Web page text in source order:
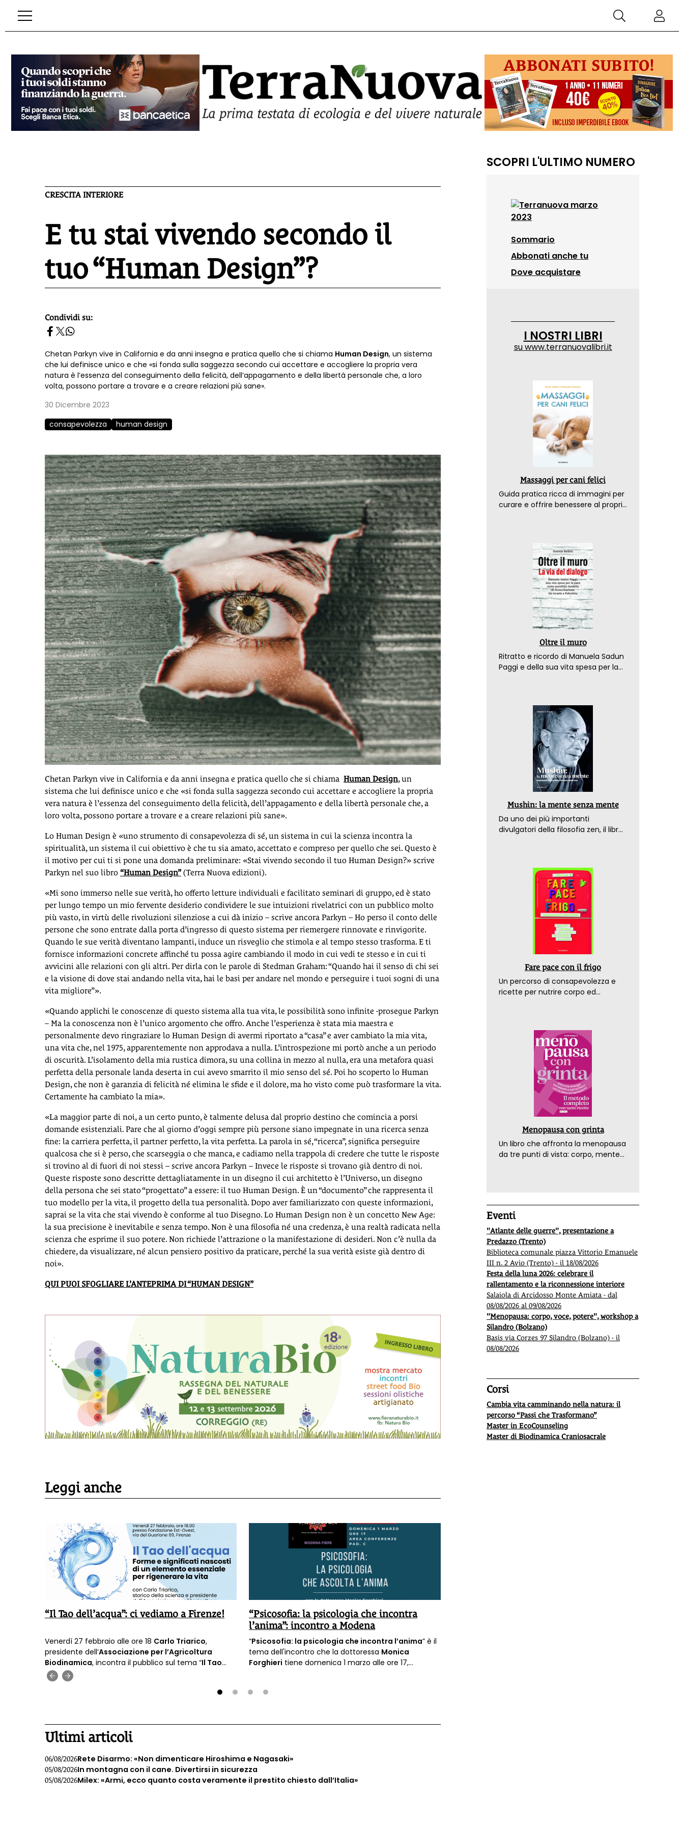
CRESCITA INTERIORE
E tu stai vivendo secondo il
tuo “Human Design”?
homepage h2
Condividi su:
Chetan Parkyn vive in California e da anni insegna e pratica quello che si chiama Human Design, un sistema
che lui definisce unico e che «si fonda sulla saggezza secondo cui accettare e accogliere la propria vera
natura è l’essenza del conseguimento della felicità, dell’appagamento e della libertà personale che, a loro
volta, possono portare a trovare e a creare relazioni più sane».
30 Dicembre 2023
consapevolezza
human design
Chetan Parkyn vive in California e da anni insegna e pratica quello che si chiama Human Design, un
sistema che lui definisce unico e che «si fonda sulla saggezza secondo cui accettare e accogliere la propria
vera natura è l’essenza del conseguimento della felicità, dell’appagamento e della libertà personale che, a
loro volta, possono portare a trovare e a creare relazioni più sane».
Lo Human Design è «uno strumento di consapevolezza di sé, un sistema in cui la scienza incontra la
spiritualità, un sistema il cui obiettivo è che tu sia amato, accettato e compreso per quello che sei. Questo è
il motivo per cui ti si pone una domanda preliminare: «Stai vivendo secondo il tuo Human Design?» scrive
Parkyn nel suo libro “Human Design”(Terra Nuova edizioni).
«Mi sono immerso nelle sue verità, ho offerto letture individuali e facilitato seminari di gruppo, ed è stato
per lungo tempo un mio fervente desiderio condividere le sue intuizioni rivelatrici con un pubblico molto
più vasto, in virtù delle rivoluzioni silenziose a cui dà inizio – scrive ancora Parkyn – Ho perso il conto delle
persone che sono entrate dalla porta d’ingresso di questo sistema per riemergere rinnovate e rinvigorite.
Quando le sue verità diventano lampanti, induce un risveglio che stimola e al tempo stesso trasforma. E ti
fornisce informazioni concrete affinché tu possa agire cambiando il modo in cui vedi te stesso e in cui ti
avvicini alle relazioni con gli altri. Per dirla con le parole di Stedman Graham: “Quando hai il senso di chi sei
e la visione di dove stai andando nella vita, hai le basi per andare nel mondo e perseguire i tuoi sogni di una
vita migliore”».
«Quando applichi le conoscenze di questo sistema alla tua vita, le possibilità sono infinite -prosegue Parkyn
– Ma la conoscenza non è l’unico argomento che offro. Anche l’esperienza è stata mia maestra e
personalmente devo ringraziare lo Human Design di avermi riportato a “casa” e aver cambiato la mia vita,
una vita che, nel 1975, apparentemente non approdava a nulla. L’introspezione mi portò anche a un periodo
di oscurità. L’isolamento della mia rustica dimora, su una collina in mezzo al nulla, era una metafora quasi
perfetta della personale landa deserta in cui avevo smarrito il mio senso del sé. Poi ho scoperto lo Human
Design, che non è garanzia di felicità né elimina le sfide e il dolore, ma ho visto come può trasformare la vita.
Certamente ha cambiato la mia».
«La maggior parte di noi, a un certo punto, è talmente delusa dal proprio destino che comincia a porsi
domande esistenziali. Pare che al giorno d’oggi sempre più persone siano impegnate in una ricerca senza
fine: la carriera perfetta, il partner perfetto, la vita perfetta. La parola in sé, “ricerca”, significa perseguire
qualcosa che si è perso, che scarseggia o che manca, e cadiamo nella trappola di credere che tutte le risposte
si trovino al di fuori di noi stessi – scrive ancora Parkyn – Invece le risposte si trovano già dentro di noi.
Queste risposte sono descritte dettagliatamente in un disegno il cui architetto è l’Universo, un disegno
della persona che sei stato “progettato” a essere: il tuo Human Design. È un “documento” che rappresenta il
tuo modello per la vita, il progetto della tua personalità. Dopo aver familiarizzato con queste informazioni,
saprai se la vita che stai vivendo è conforme al tuo Disegno. Lo Human Design non è un concetto New Age:
la sua precisione è inevitabile e senza tempo. Non è una filosofia né una credenza, è una realtà radicata nella
scienza che esprime il suo potere. Non richiede l’attrazione o la manifestazione di desideri. Non c’è nulla da
chiedere, da visualizzare, né alcun pensiero positivo da praticare, perché la sua verità esiste già dentro di
noi».
QUI PUOI SFOGLIARE L’ANTEPRIMA DI “HUMAN DESIGN”
Leggi anche
“Il Tao dell’acqua”: ci vediamo a Firenze!
Venerdì 27 febbraio alle ore 18 Carlo Triarico,
presidente dell’Associazione per l’Agricoltura
Biodinamica, incontra il pubblico sul tema “Il Tao
dell’acqua. Forme e significati nascosti di un
elemento essenziale per rigenerare la vita
“Psicosofia: la psicologia che incontra
l’anima”: incontro a Modena
“Psicosofia: la psicologia che incontra l’anima” è il
tema dell'incontro che la dottoressa Monica
Forghieri tiene domenica 1 marzo alle ore 17,
Ultimi articoli
06/08/2026Rete Disarmo: «Non dimenticare Hiroshima e Nagasaki»
05/08/2026In montagna con il cane. Divertirsi in sicurezza
05/08/2026Milex: «Armi, ecco quanto costa veramente il prestito chiesto dall’Italia»
SCOPRI L'ULTIMO NUMERO
Sommario
Abbonati anche tu
Dove acquistare
I NOSTRI LIBRI
suwww.terranuovalibri.it
Massaggi per cani felici
Guida pratica ricca di immagini per
curare e offrire benessere al proprio
Oltre il muro
Ritratto e ricordo di Manuela Sadun
Paggi e della sua vita spesa per la
Mushin: la mente senza mente
Da uno dei più importanti
divulgatori della filosofia zen, il libro
Fare pace con il frigo
Un percorso di consapevolezza e
ricette per nutrire corpo ed
Menopausa con grinta
Un libro che affronta la menopausa
da tre punti di vista: corpo, mente
Eventi
"Atlante delle guerre", presentazione a
Predazzo (Trento)
Biblioteca comunale piazza Vittorio Emanuele
III n. 2 Avio (Trento) - il 18/08/2026
Festa della luna 2026: celebrare il
rallentamento e la riconnessione interiore
Salaiola di Arcidosso Monte Amiata - dal
08/08/2026 al 09/08/2026
"Menopausa: corpo, voce, potere", workshop a
Silandro (Bolzano)
Basis via Corzes 97 Silandro (Bolzano) - il
08/08/2026
Corsi
Cambia vita camminando nella natura: il
percorso “Passi che Trasformano”
Master in EcoCounseling
Master di Biodinamica Craniosacrale